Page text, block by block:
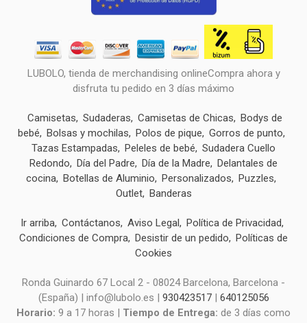
LUBOLO, tienda de merchandising onlineCompra ahora y
disfruta tu pedido en 3 días máximo
Camisetas Sudaderas Camisetas de Chicas
Bodys de
bebé
Bolsas y mochilas Polos de pique
Gorros de punto
Tazas Estampadas
Peleles de bebé
Sudadera Cuello
Redondo
Día del Padre Día de la Madre
Delantales de
cocina Botellas de Aluminio Personalizados
Puzzles
Outlet Banderas
Ir arriba Contáctanos Aviso Legal
Política de Privacidad
Condiciones de Compra Desistir de un pedido
Políticas de
Cookies
Ronda Guinardo 67 Local 2 - 08024 Barcelona, Barcelona -
(España) | info@lubolo.es | 930423517| 640125056
Horario: 9 a 17 horas | Tiempo de Entrega: de 3 días como